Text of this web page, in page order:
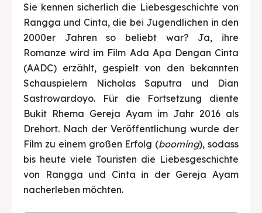
Playground Anak
Katering Magelang
Nasi Box
Suche
Playground Anak
Katering Magelang
Nasi Box
Suche
English 中文 Indonesia
Sie kennen sicherlich die Liebesgeschichte von
Rangga und Cinta, die bei Jugendlichen in den
2000er Jahren so beliebt war? Ja, ihre
Romanze wird im Film Ada Apa Dengan Cinta
(AADC) erzählt, gespielt von den bekannten
Schauspielern Nicholas Saputra und Dian
Sastrowardoyo. Für die Fortsetzung diente
Bukit Rhema Gereja Ayam im Jahr 2016 als
Drehort. Nach der Veröffentlichung wurde der
Film zu einem großen Erfolg (booming), sodass
bis heute viele Touristen die Liebesgeschichte
von Rangga und Cinta in der Gereja Ayam
nacherleben möchten.